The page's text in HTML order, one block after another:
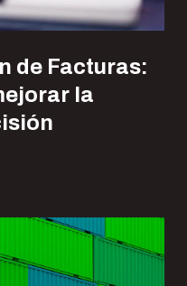
de Facturas:
la